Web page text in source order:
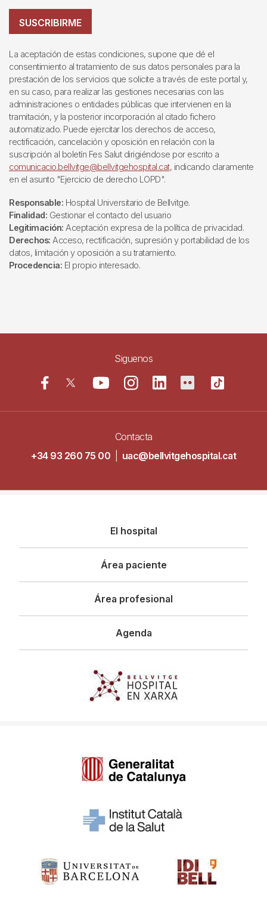
SUSCRIBIRME
La aceptación de estas condiciones, supone que dé el
consentimiento al tratamiento de sus datos personales para la
prestación de los servicios que solicite a través de este portal y,
en su caso, para realizar las gestiones necesarias con las
administraciones o entidades públicas que intervienen en la
tramitación, y la posterior incorporación al citado fichero
automatizado. Puede ejercitar los derechos de acceso,
rectificación, cancelación y oposición en relación con la
suscripción al boletín Fes Salut dirigiéndose por escrito a
comunicacio.bellvitge@bellvitgehospital.cat, indicando claramente
en el asunto "Ejercicio de derecho LOPD".
Responsable: Hospital Universitario de Bellvitge.
Finalidad: Gestionar el contacto del usuario
Legitimación: Aceptación expresa de la política de privacidad.
Derechos: Acceso, rectificación, supresión y portabilidad de los
datos, limitación y oposición a su tratamiento.
Procedencia: El propio interesado.
Siguenos
Contacta
+34 93 260 75 00
uac@bellvitgehospital.cat
principal
El hospital
Área paciente
Área profesional
Agenda